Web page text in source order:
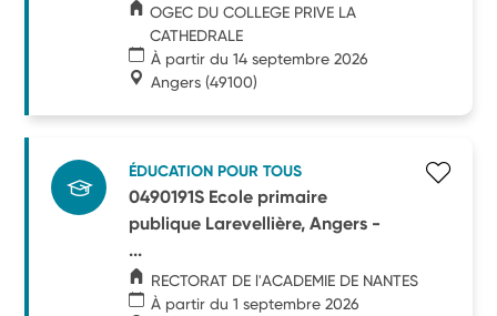
OGEC DU COLLEGE PRIVE LA
CATHEDRALE
À partir du 14 septembre 2026
Angers (49100)
ÉDUCATION POUR TOUS
0490191S Ecole primaire
publique Larevellière, Angers -
...
RECTORAT DE l'ACADEMIE DE NANTES
À partir du 1 septembre 2026